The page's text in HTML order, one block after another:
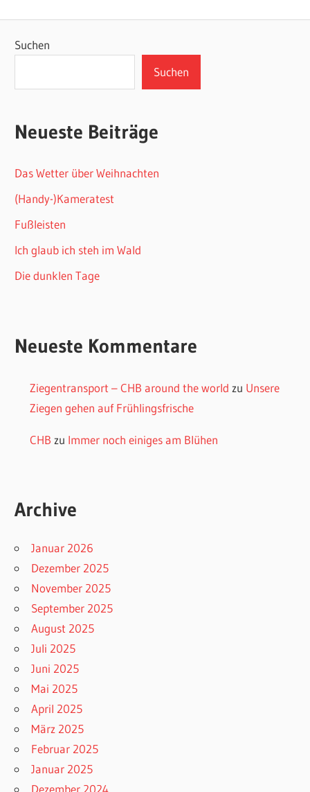
Suchen
Suchen
Neueste Beiträge
Das Wetter über Weihnachten
(Handy-)Kameratest
Fußleisten
Ich glaub ich steh im Wald
Die dunklen Tage
Neueste Kommentare
Ziegentransport – CHB around the world zu Unsere
Ziegen gehen auf Frühlingsfrische
CHB zu Immer noch einiges am Blühen
Archive
Januar 2026
Dezember 2025
November 2025
September 2025
August 2025
Juli 2025
Juni 2025
Mai 2025
April 2025
März 2025
Februar 2025
Januar 2025
Dezember 2024